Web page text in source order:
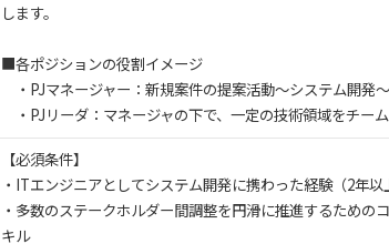
します。
■各ポジションの役割イメージ
・PJマネージャー：新規案件の提案活動～システム開発
・PJリーダ：マネージャの下で、一定の技術領域をチー
【必須条件】
・ITエンジニアとしてシステム開発に携わった経験（2年以
・多数のステークホルダー間調整を円滑に推進するための
キル